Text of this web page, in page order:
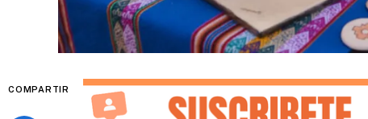
COMPARTIR